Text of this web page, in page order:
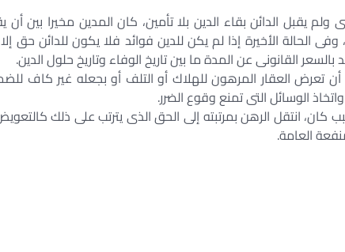
يقبل الدائن بقاء الدين بلا تأمين، كان المدين مخيرا بين أن
الحالة الأخيرة إذا لم يكن للدين فوائد فلا يكون للدائن حق
القانونى عن المدة ما بين تاريخ الوفاء وتاريخ حلول الدين.
تعرض العقار المرهون للهلاك أو التلف أو بجعله غير كاف
الوسائل التى تمنع وقوع الضرر.
كان، انتقل الرهن بمرتبته إلى الحق الذى يترتب على ذلك
العامة.